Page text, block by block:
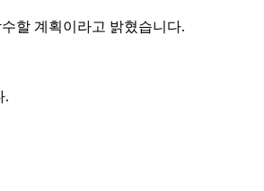
할 계획이라고 밝혔습니다.
.